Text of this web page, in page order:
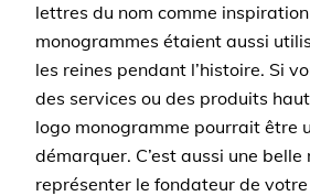
lettres du nom comme
monogrammes étaient aussi
les reines pendant l’histoire. Si
des services ou des produits
logo monogramme pourrait être
démarquer. C’est aussi une belle
représenter le fondateur de